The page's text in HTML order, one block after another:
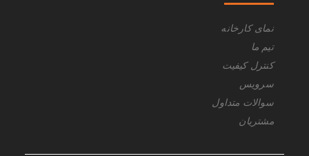
نمای کارخانه
تیم ما
کنترل کیفیت
سرویس
سوالات متداول
مشتریان